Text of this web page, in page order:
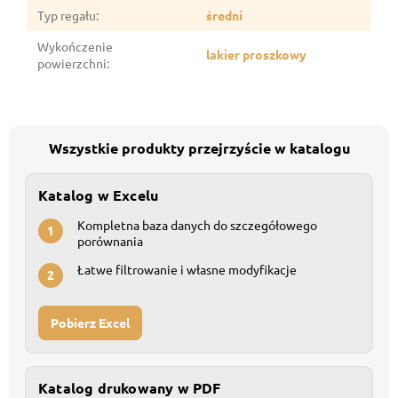
Typ regału:
średni
Wykończenie
powierzchni:
lakier proszkowy
Wszystkie produkty przejrzyście w katalogu
Katalog w Excelu
1
Kompletna baza danych do szczegółowego
porównania
2 Łatwe filtrowanie i własne modyfikacje
Pobierz Excel
Katalog drukowany w PDF